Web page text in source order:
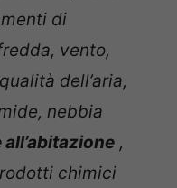
di
vento,
dell’aria,
nebbia
,
chimici